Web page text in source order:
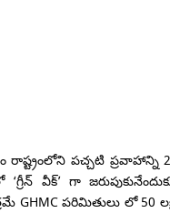
పచ్చటి ప్రవాహాన్ని
వీక్’ గా
పరిమితులు లో 50